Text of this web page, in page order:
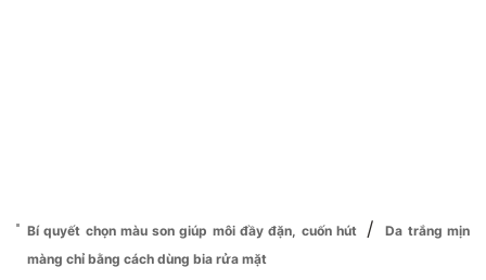
Bí quyết chọn màu son giúp môi đầy đặn, cuốn hút /
Da trắng mịn
màng chỉ bằng cách dùng bia rửa mặt